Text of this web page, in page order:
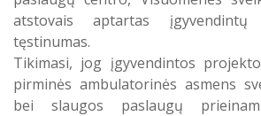
atstovais aptartas
tęstinumas.
Tikimasi, jog įgyvendintos
pirminės ambulatorinės asmens
bei slaugos paslaugų